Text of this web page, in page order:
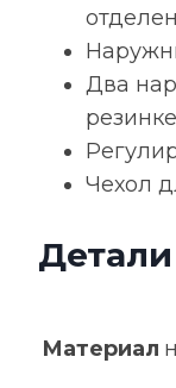
Два
резинке
Чехол
Детали
Материал